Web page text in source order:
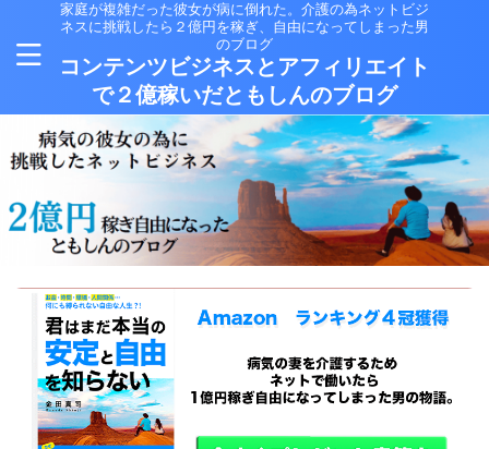
家庭が複雑だった彼女が病に倒れた。介護の為ネットビジ
ネスに挑戦したら２億円を稼ぎ、自由になってしまった男
のブログ
コンテンツビジネスとアフィリエイト
で２億稼いだともしんのブログ